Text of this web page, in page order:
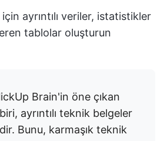
ayrıntılı veriler, istatistikler
tablolar oluşturun
Brain'in öne çıkan
ayrıntılı teknik belgeler
Bunu, karmaşık teknik